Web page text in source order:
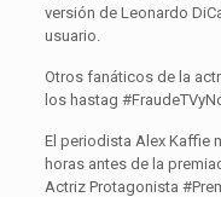
versión de Leonardo
usuario.
Otros fanáticos de la
los hastag
El periodista Alex Kaffie
horas antes de la
Actriz Protagonista